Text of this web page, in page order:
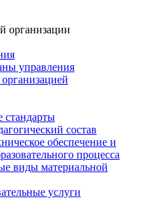
организации
управления
стандарты
состав
обеспечение и
процесса
виды материальной
услуги